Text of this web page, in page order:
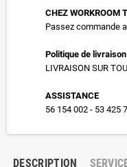
CHEZ WORKROOM
Passez commande
Politique de livraison
LIVRAISON SUR
ASSISTANCE
56 154 002 - 53 425
DESCRIPTION